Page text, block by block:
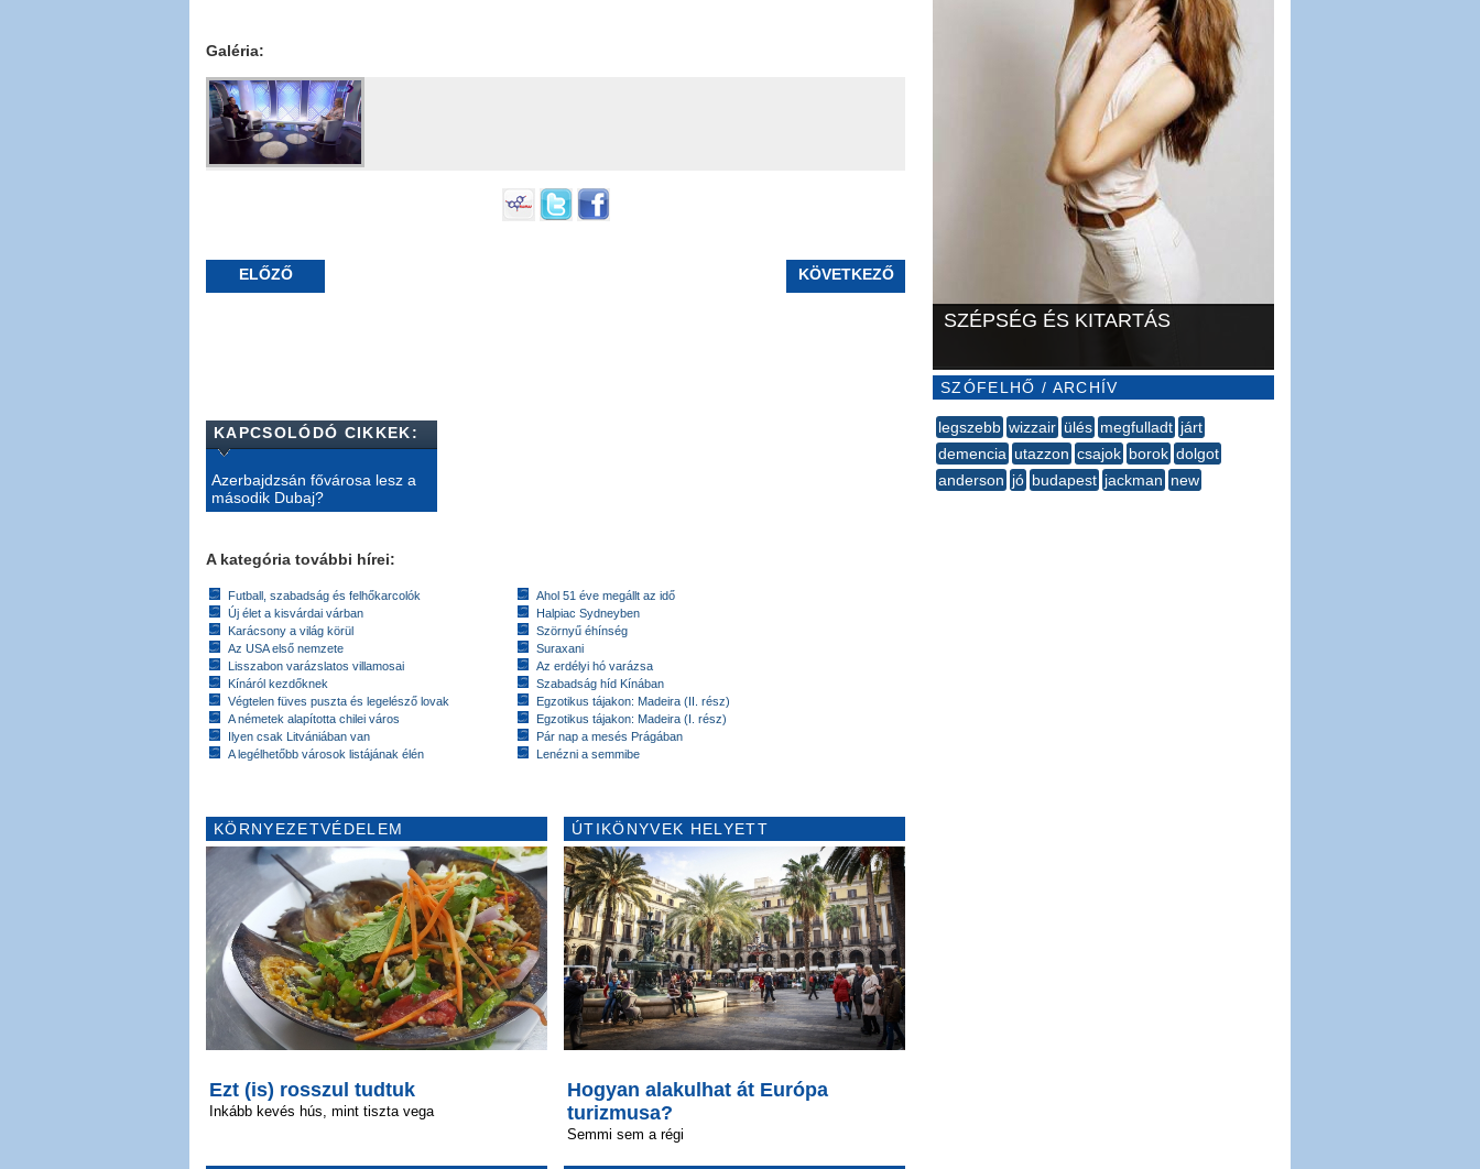
Galéria:
ELŐZŐ KÖVETKEZŐ
KAPCSOLÓDÓ CIKKEK:
Azerbajdzsán fővárosa lesz a
második Dubaj?
A kategória további hírei:
Futball, szabadság és felhőkarcolók
Új élet a kisvárdai várban
Karácsony a világ körül
Az USA első nemzete
Lisszabon varázslatos villamosai
Kínáról kezdőknek
Végtelen füves puszta és legelésző lovak
A németek alapította chilei város
Ilyen csak Litvániában van
A legélhetőbb városok listájának élén
Ahol 51 éve megállt az idő
Halpiac Sydneyben
Szörnyű éhínség
Suraxani
Az erdélyi hó varázsa
Szabadság híd Kínában
Egzotikus tájakon: Madeira (II. rész)
Egzotikus tájakon: Madeira (I. rész)
Pár nap a mesés Prágában
Lenézni a semmibe
KÖRNYEZETVÉDELEM
Ezt (is) rosszul tudtuk
Inkább kevés hús, mint tiszta vega
ÚTIKÖNYVEK HELYETT
Hogyan alakulhat át Európa
turizmusa?
Semmi sem a régi
SZÉPSÉG ÉS KITARTÁS
SZÓFELHŐ / ARCHÍV
legszebb wizzair ülés megfulladt járt
demencia utazzon csajok borok dolgot
anderson jó budapest jackman new